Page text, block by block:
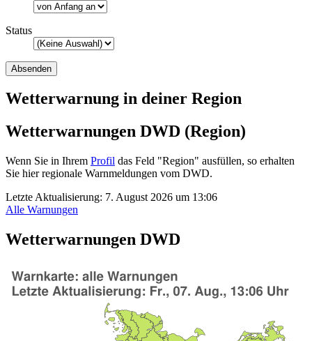
Status
Wetterwarnung in deiner Region
Wetterwarnungen DWD (Region)
Wenn Sie in Ihrem Profil das Feld "Region" ausfüllen, so erhalten
Sie hier regionale Warnmeldungen vom DWD.
Letzte Aktualisierung: 7. August 2026 um 13:06
Alle Warnungen
Wetterwarnungen DWD